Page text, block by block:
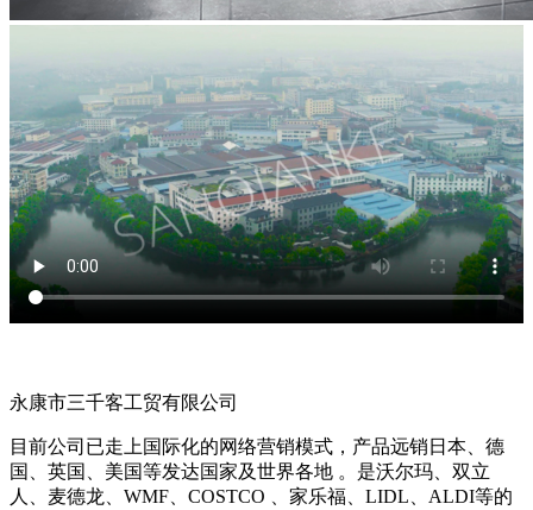
永康市三千客工贸有限公司
目前公司已走上国际化的网络营销模式，产品远销日本、德
国、英国、美国等发达国家及世界各地 。是沃尔玛、双立
人、麦德龙、WMF、COSTCO 、家乐福、LIDL、ALDI等的